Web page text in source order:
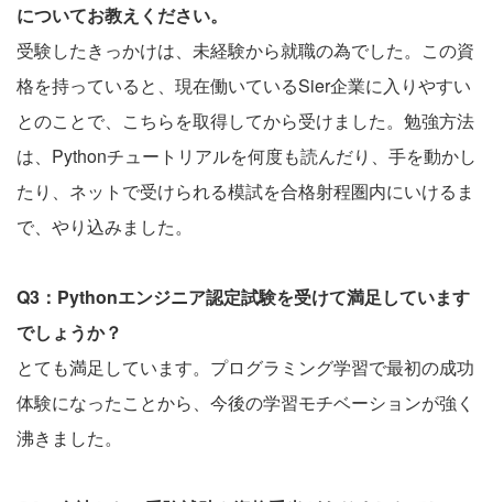
についてお教えください。
受験したきっかけは、未経験から就職の為でした。この資
格を持っていると、現在働いているSier企業に入りやすい
とのことで、こちらを取得してから受けました。勉強方法
は、Pythonチュートリアルを何度も読んだり、手を動かし
たり、ネットで受けられる模試を合格射程圏内にいけるま
で、やり込みました。
Q3：Pythonエンジニア認定試験を受けて満足しています
でしょうか？
とても満足しています。プログラミング学習で最初の成功
体験になったことから、今後の学習モチベーションが強く
沸きました。